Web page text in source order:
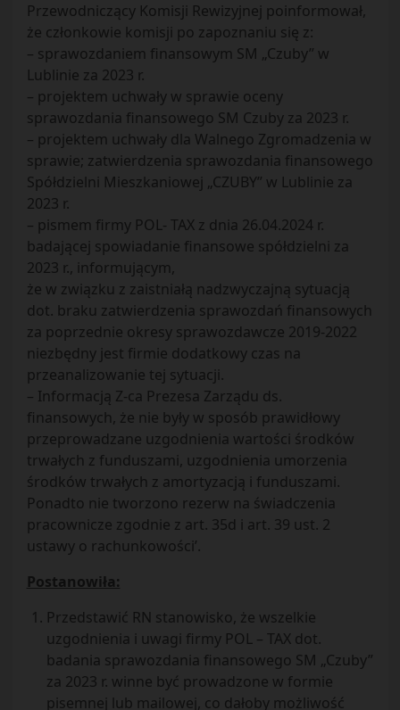
Przewodniczący Komisji Rewizyjnej poinformował,
że członkowie komisji po zapoznaniu się z:
– sprawozdaniem finansowym SM „Czuby” w
Lublinie za 2023 r.
– projektem uchwały w sprawie oceny
sprawozdania finansowego SM Czuby za 2023 r.
– projektem uchwały dla Walnego Zgromadzenia w
sprawie; zatwierdzenia sprawozdania finansowego
Spółdzielni Mieszkaniowej „CZUBY” w Lublinie za
2023 r.
– pismem firmy POL- TAX z dnia 26.04.2024 r.
badającej spowiadanie finansowe spółdzielni za
2023 r., informującym,
że w związku z zaistniałą nadzwyczajną sytuacją
dot. braku zatwierdzenia sprawozdań finansowych
za poprzednie okresy sprawozdawcze 2019-2022
niezbędny jest firmie dodatkowy czas na
przeanalizowanie tej sytuacji.
– Informacją Z-ca Prezesa Zarządu ds.
finansowych, że nie były w sposób prawidłowy
przeprowadzane uzgodnienia wartości środków
trwałych z funduszami, uzgodnienia umorzenia
środków trwałych z amortyzacją i funduszami.
Ponadto nie tworzono rezerw na świadczenia
pracownicze zgodnie z art. 35d i art. 39 ust. 2
ustawy o rachunkowości’.
Postanowiła:
Przedstawić RN stanowisko, że wszelkie
uzgodnienia i uwagi firmy POL – TAX dot.
badania sprawozdania finansowego SM „Czuby”
za 2023 r. winne być prowadzone w formie
pisemnej lub mailowej, co dałoby możliwość